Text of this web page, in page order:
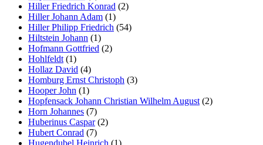
Hiller Friedrich Konrad (2)
Hiller Johann Adam (1)
Hiller Philipp Friedrich (54)
Hiltstein Johann (1)
Hofmann Gottfried (2)
Hohlfeldt (1)
Hollaz David (4)
Homburg Ernst Christoph (3)
Hooper John (1)
Hopfensack Johann Christian Wilhelm August (2)
Horn Johannes (7)
Huberinus Caspar(2)
Hubert Conrad (7)
Hugendubel Heinrich (1)